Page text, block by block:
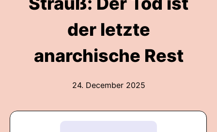
der letzte
anarchische Rest
24. December 2025